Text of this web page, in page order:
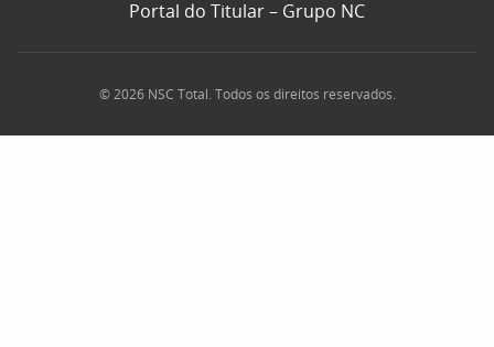
Portal do Titular – Grupo NC
© 2026 NSC Total. Todos os direitos reservados.